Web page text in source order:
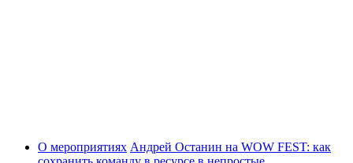
О мероприятиях Андрей Останин на WOW FEST: как